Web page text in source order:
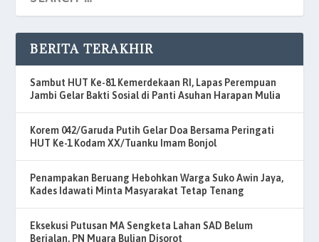
BERITA TERAKHIR
Sambut HUT Ke-81 Kemerdekaan RI, Lapas Perempuan
Jambi Gelar Bakti Sosial di Panti Asuhan Harapan Mulia
Korem 042/Garuda Putih Gelar Doa Bersama Peringati
HUT Ke-1 Kodam XX/Tuanku Imam Bonjol
Penampakan Beruang Hebohkan Warga Suko Awin Jaya,
Kades Idawati Minta Masyarakat Tetap Tenang
Eksekusi Putusan MA Sengketa Lahan SAD Belum
Berjalan, PN Muara Bulian Disorot